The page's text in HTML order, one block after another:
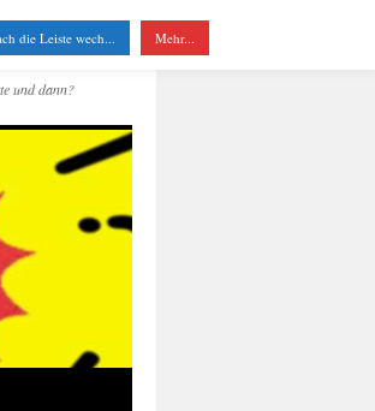
und dann?
die Leiste wech... Mehr...